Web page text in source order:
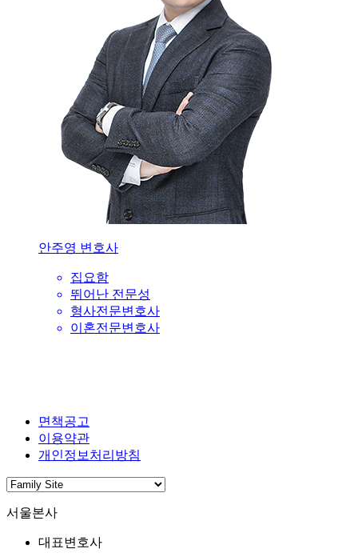
안주영 변호사
집요함
뛰어난 전문성
형사전문변호사
이혼전문변호사
면책공고
이용약관
개인정보처리방침
서울본사
대표변호사